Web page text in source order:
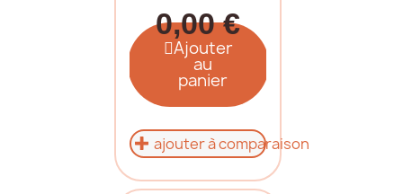
0,00 €
Ajouter
au
panier
ajouter à comparaison